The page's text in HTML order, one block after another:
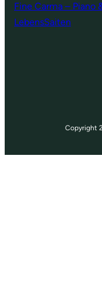
Fine Carma – Piano
LebensSaiten
Copyright